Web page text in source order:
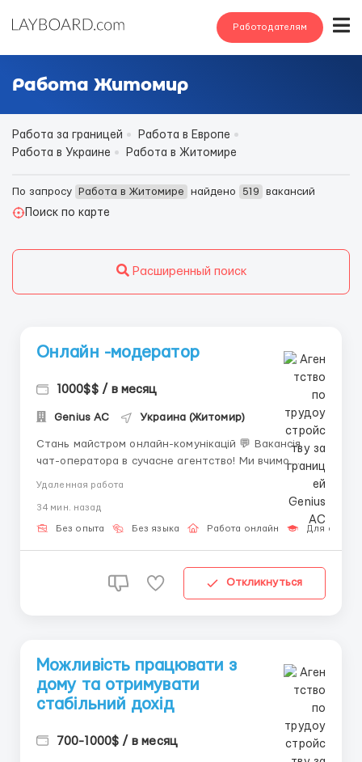
Работодателям
Работа Житомир
Работа за границей
Работа в Европе
Работа в Украине
Работа в Житомире
По запросу Работа в Житомире найдено 519
вакансий
Поиск по карте
Расширенный поиск
Онлайн -модератор
1000$$ / в месяц
Genius AС Украина (Житомир)
Стань майстром онлайн-комунікацій 💬 Вакансія
чат-оператора в сучасне агентство! Ми вчимо
монетизувати спілкування. 📍 Обов'язки: Підтримка
діалогів, створення інтересу, робота з анкетами. 💵
Гроші: Виплати 15-18 числа. Аванси доступні вже
після першої заробленої сотні! 📅 Режим: З...
Удаленная работа
34 мин. назад
Без опыта Без языка Работа онлайн Для
Откликнуться
Можливість працювати з
дому та отримувати
стабільний дохід
700-1000$ / в месяц